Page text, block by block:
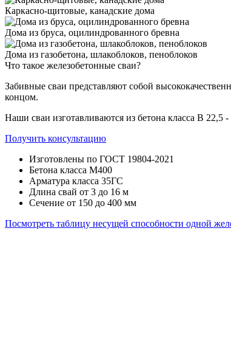
Каркасно-щитовые, канадские дома
Дома из бруса, оцилиндрованного бревна
Дома из газобетона, шлакоблоков, пеноблоков
Что такое железобетонные сваи?
Забивные сваи представляют собой
концом.
Наши сваи изготавливаются из бетона класса В
Получить консультацию
Изготовлены по ГОСТ 19804-2021
Бетона класса М400
Арматура класса 35ГС
Длина свай от 3 до 16 м
Сечение от 150 до 400 мм
Посмотреть таблицу несущей способности одной